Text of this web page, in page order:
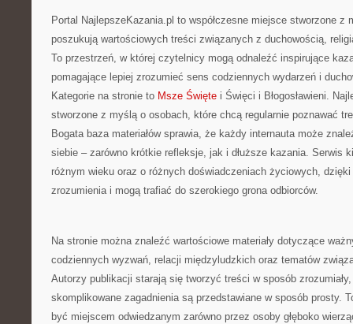
Portal NajlepszeKazania.pl to współczesne miejsce stworzone z
poszukują wartościowych treści związanych z duchowością,
To przestrzeń, w której czytelnicy mogą odnaleźć inspirujące
pomagające lepiej zrozumieć sens codziennych wydarzeń i
Kategorie na stronie to Msze Święte i Święci i Błogosławieni.
stworzone z myślą o osobach, które chcą regularnie poznawać
Bogata baza materiałów sprawia, że każdy internauta może
siebie – zarówno krótkie refleksje, jak i dłuższe kazania. Serwis
różnym wieku oraz o różnych doświadczeniach życiowych,
zrozumienia i mogą trafiać do szerokiego grona odbiorców.
Na stronie można znaleźć wartościowe materiały dotyczące
codziennych wyzwań, relacji międzyludzkich oraz tematów
Autorzy publikacji starają się tworzyć treści w sposób
skomplikowane zagadnienia są przedstawiane w sposób prosty.
być miejscem odwiedzanym zarówno przez osoby głęboko